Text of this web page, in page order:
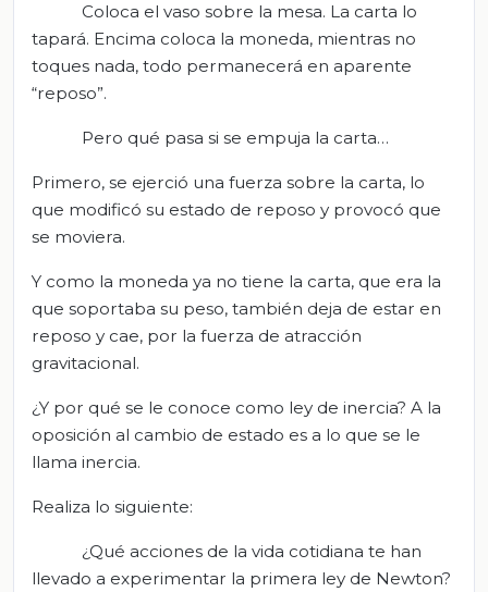
Coloca el vaso sobre la mesa. La carta lo
tapará. Encima coloca la moneda, mientras no
toques nada, todo permanecerá en aparente
“reposo”.
Pero qué pasa si se empuja la carta…
Primero, se ejerció una fuerza sobre la carta, lo
que modificó su estado de reposo y provocó que
se moviera.
Y como la moneda ya no tiene la carta, que era la
que soportaba su peso, también deja de estar en
reposo y cae, por la fuerza de atracción
gravitacional.
¿Y por qué se le conoce como ley de inercia? A la
oposición al cambio de estado es a lo que se le
llama inercia.
Realiza lo siguiente:
¿Qué acciones de la vida cotidiana te han
llevado a experimentar la primera ley de Newton?